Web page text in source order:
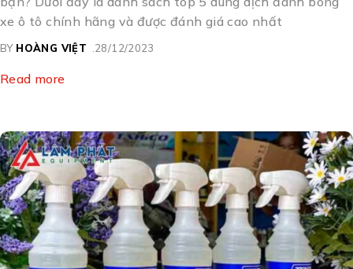
xe ô tô chính hãng và được đánh giá cao nhất
BY HOÀNG VIỆT 28/12/2023
Read more